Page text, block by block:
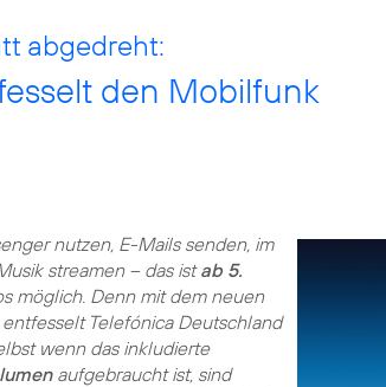
abgedreht:
den Mobilfunk
nutzen, E-Mails senden, im
streamen – das istab 5.
möglich. Denn mit dem neuen
Telefónica Deutschland
wenn das inkludierte
aufgebraucht ist, sind